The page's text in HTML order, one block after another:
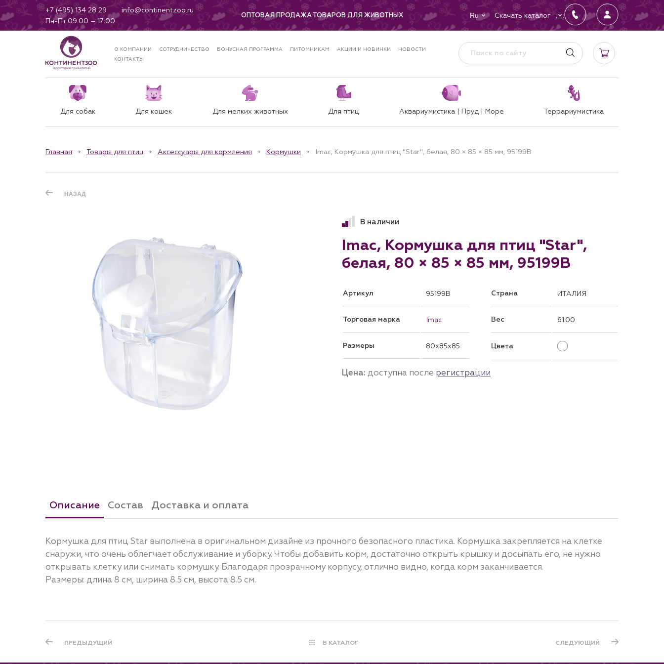
+7 (495) 134 28 29
info@continentzoo.ru
Пн-Пт 09:00 – 17:00
ОПТОВАЯ ПРОДАЖА ТОВАРОВ ДЛЯ ЖИВОТНЫХ Ru Скачать каталог
О КОМПАНИИ СОТРУДНИЧЕСТВО БОНУСНАЯ ПРОГРАММА ПИТОМНИКАМ АКЦИИ И НОВИНКИ
НОВОСТИ
КОНТАКТЫ
Для собак Для кошек Для мелких животных Для птиц Аквариумистика | Пруд | Море Террариумистика
Главная Товары для птиц Аксессуары для кормления Кормушки Imac, Кормушка для птиц "Star", белая, 80 × 85 × 85 мм, 95199B
НАЗАД
В наличии
Imac, Кормушка для птиц "Star",
белая, 80 × 85 × 85 мм, 95199B
Артикул 95199B
Торговая марка Imac
Размеры 80x85x85
Страна ИТАЛИЯ
Вес 61.00
Цвета
Цена: доступна после регистрации
Описание Состав Доставка и оплата
Кормушка для птиц Star выполнена в оригинальном дизайне из прочного безопасного пластика. Кормушка закрепляется на клетке
снаружи, что очень облегчает обслуживание и уборку. Чтобы добавить корм, достаточно открыть крышку и досыпать его, не нужно
открывать клетку или снимать кормушку. Благодаря прозрачному корпусу, отлично видно, когда корм заканчивается.
Размеры: длина 8 см, ширина 8.5 см, высота 8.5 см.
ПРЕДЫДУЩИЙ В КАТАЛОГ СЛЕДУЮЩИЙ